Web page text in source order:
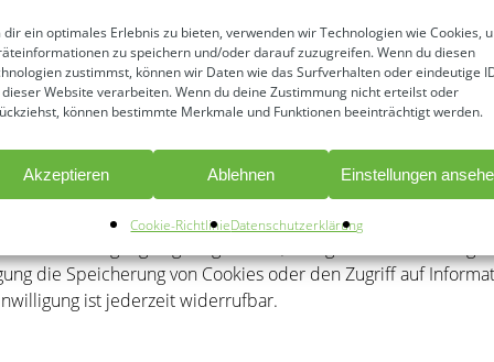
dir ein optimales Erlebnis zu bieten, verwenden wir Technologien wie Cookies,
zu speichern und/oder darauf zuzugreifen. Wenn du diesen
zustimmst, können wir Daten wie das Surfverhalten oder eindeutige
Website verarbeiten. Wenn du deine Zustimmung nicht erteilst oder
können bestimmte Merkmale und Funktionen beeinträchtigt werden.
Akzeptieren Ablehnen Einstellungen
Cookie-RichtlinieDatenschutzerklärung
51149, Köln (nachfolgend Host Europe) Wenn Sie unsere
Host Europe: https://www.hosteurope.de/AGB/
von Art. 6 Abs. 1 lit. f DSGVO. Wir haben ein
die Speicherung von Cookies oder den Zugriff auf
ist jederzeit widerrufbar.